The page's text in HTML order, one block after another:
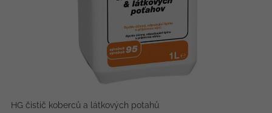
HG čistič koberců a látkových potahů